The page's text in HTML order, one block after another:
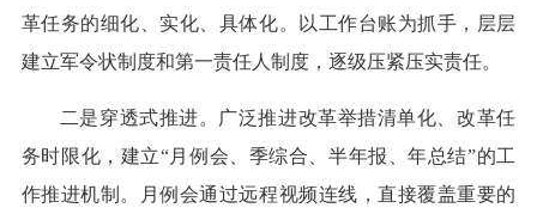
革任务的细化、实化、具体化。以工作台账为抓手，层层
建立军令状制度和第一责任人制度，逐级压紧压实责任。
二是穿透式推进。广泛推进改革举措清单化、改革任
务时限化，建立“月例会、季综合、半年报、年总结”的工
作推进机制。月例会通过远程视频连线，直接覆盖重要的